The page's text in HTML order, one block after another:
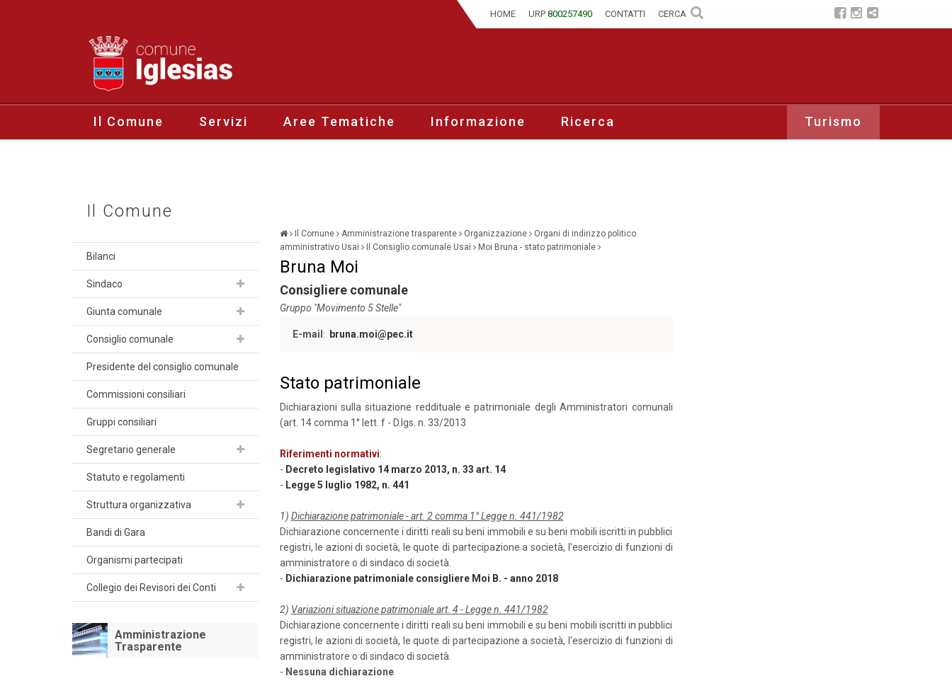
HOME URP 800257490 CONTATTI CERCA
Il Comune Servizi Aree Tematiche Informazione Turismo
Ricerca
Il Comune
Bilanci
Sindaco
Giunta comunale
Consiglio comunale
Presidente del consiglio comunale
Commissioni consiliari
Gruppi consiliari
Segretario generale
Statuto e regolamenti
Struttura organizzativa
Bandi di Gara
Organismi partecipati
Collegio dei Revisori dei Conti
Amministrazione
Trasparente
Il Comune Amministrazione trasparente Organizzazione
Organi di indirizzo politico
amministrativo Usai
Il Consiglio comunale Usai Moi Bruna - stato patrimoniale
Bruna Moi
Consigliere comunale
Gruppo "Movimento 5 Stelle"
E-mail : bruna.moi@pec.it
Stato patrimoniale
Dichiarazioni sulla situazione reddituale e patrimoniale degli Amministratori comunali
(art. 14 comma 1° lett. f - D.lgs. n. 33/2013
Riferimenti normativi:
- Decreto legislativo 14 marzo 2013, n. 33 art. 14
- Legge 5 luglio 1982, n. 441
1) Dichiarazione patrimoniale - art. 2 comma 1° Legge n. 441/1982
Dichiarazione concernente i diritti reali su beni immobili e su beni mobili iscritti in pubblici
registri, le azioni di società, le quote di partecipazione a società, l'esercizio di funzioni di
amministratore o di sindaco di società.
- Dichiarazione patrimoniale consigliere Moi B. - anno 2018
2) Variazioni situazione patrimoniale art. 4 - Legge n. 441/1982
Dichiarazione concernente i diritti reali su beni immobili e su beni mobili iscritti in pubblici
registri, le azioni di società, le quote di partecipazione a società, l'esercizio di funzioni di
amministratore o di sindaco di società.
- Nessuna dichiarazione